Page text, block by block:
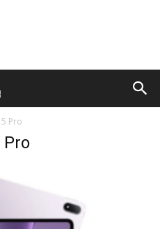
Pro
Pro